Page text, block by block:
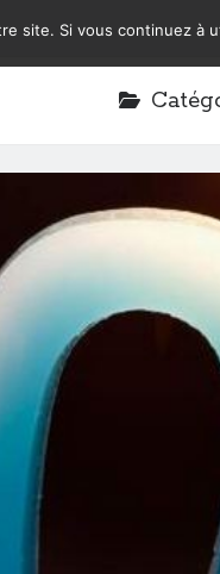
site. Si vous continuez